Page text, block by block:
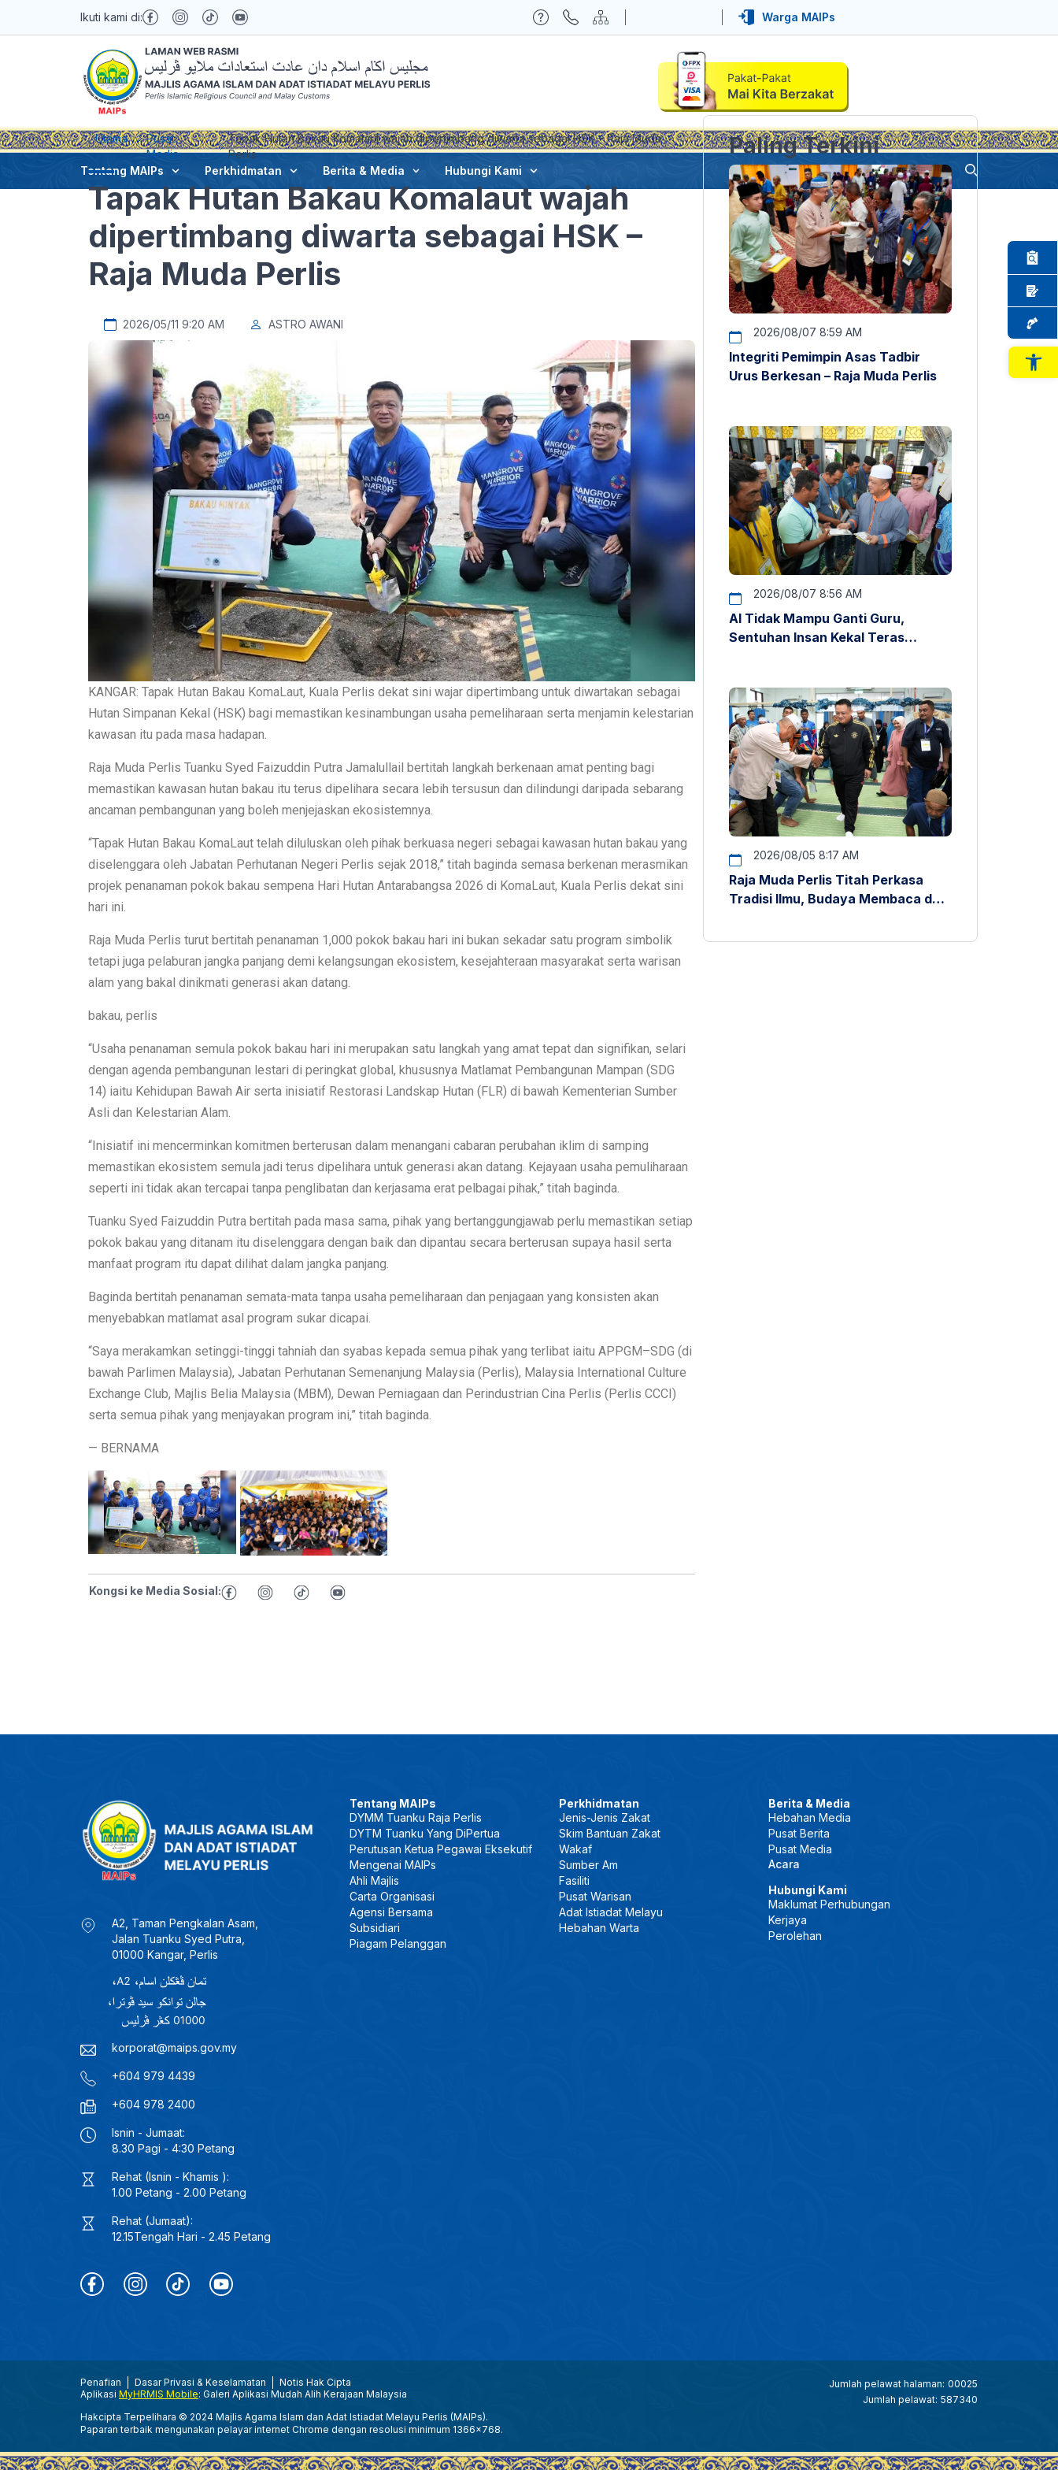
Ikuti kami di: Warga MAIPs
Tentang MAIPs Perkhidmatan Berita & Media Hubungi Kami
Utama
Pusat
Media
Tapak Hutan Bakau Komalaut wajah dipertimbang diwarta sebagai HSK – Raja Muda
Perlis
Tapak Hutan Bakau Komalaut wajah
dipertimbang diwarta sebagai HSK –
Raja Muda Perlis
2026/05/11 9:20 AM ASTRO AWANI
KANGAR: Tapak Hutan Bakau KomaLaut, Kuala Perlis dekat sini wajar dipertimbang untuk diwartakan sebagai
Hutan Simpanan Kekal (HSK) bagi memastikan kesinambungan usaha pemeliharaan serta menjamin kelestarian
kawasan itu pada masa hadapan.
Raja Muda Perlis Tuanku Syed Faizuddin Putra Jamalullail bertitah langkah berkenaan amat penting bagi
memastikan kawasan hutan bakau itu terus dipelihara secara lebih tersusun dan dilindungi daripada sebarang
ancaman pembangunan yang boleh menjejaskan ekosistemnya.
“Tapak Hutan Bakau KomaLaut telah diluluskan oleh pihak berkuasa negeri sebagai kawasan hutan bakau yang
diselenggara oleh Jabatan Perhutanan Negeri Perlis sejak 2018,” titah baginda semasa berkenan merasmikan
projek penanaman pokok bakau sempena Hari Hutan Antarabangsa 2026 di KomaLaut, Kuala Perlis dekat sini
hari ini.
Raja Muda Perlis turut bertitah penanaman 1,000 pokok bakau hari ini bukan sekadar satu program simbolik
tetapi juga pelaburan jangka panjang demi kelangsungan ekosistem, kesejahteraan masyarakat serta warisan
alam yang bakal dinikmati generasi akan datang.
bakau, perlis
“Usaha penanaman semula pokok bakau hari ini merupakan satu langkah yang amat tepat dan signifikan, selari
dengan agenda pembangunan lestari di peringkat global, khususnya Matlamat Pembangunan Mampan (SDG
14) iaitu Kehidupan Bawah Air serta inisiatif Restorasi Landskap Hutan (FLR) di bawah Kementerian Sumber
Asli dan Kelestarian Alam.
“Inisiatif ini mencerminkan komitmen berterusan dalam menangani cabaran perubahan iklim di samping
memastikan ekosistem semula jadi terus dipelihara untuk generasi akan datang. Kejayaan usaha pemuliharaan
seperti ini tidak akan tercapai tanpa penglibatan dan kerjasama erat pelbagai pihak,” titah baginda.
Tuanku Syed Faizuddin Putra bertitah pada masa sama, pihak yang bertanggungjawab perlu memastikan setiap
pokok bakau yang ditanam itu diselenggara dengan baik dan dipantau secara berterusan supaya hasil serta
manfaat program itu dapat dilihat dalam jangka panjang.
Baginda bertitah penanaman semata-mata tanpa usaha pemeliharaan dan penjagaan yang konsisten akan
menyebabkan matlamat asal program sukar dicapai.
“Saya merakamkan setinggi-tinggi tahniah dan syabas kepada semua pihak yang terlibat iaitu APPGM–SDG (di
bawah Parlimen Malaysia), Jabatan Perhutanan Semenanjung Malaysia (Perlis), Malaysia International Culture
Exchange Club, Majlis Belia Malaysia (MBM), Dewan Perniagaan dan Perindustrian Cina Perlis (Perlis CCCI)
serta semua pihak yang menjayakan program ini,” titah baginda.
— BERNAMA
Kongsi ke Media Sosial:
Paling Terkini
2026/08/07 8:59 AM
Integriti Pemimpin Asas Tadbir
Urus Berkesan – Raja Muda Perlis
2026/08/07 8:56 AM
AI Tidak Mampu Ganti Guru,
Sentuhan Insan Kekal Teras
2026/08/05 8:17 AM
Raja Muda Perlis Titah Perkasa
Tradisi Ilmu, Budaya Membaca dan
A2, Taman Pengkalan Asam,
Jalan Tuanku Syed Putra,
01000 Kangar, Perlis
korporat@maips.gov.my
+604 979 4439
+604 978 2400
Isnin - Jumaat:
8.30 Pagi - 4:30 Petang
Rehat (Isnin - Khamis ):
1.00 Petang - 2.00 Petang
Rehat (Jumaat):
12.15Tengah Hari - 2.45 Petang
Tentang MAIPs
DYMM Tuanku Raja Perlis
DYTM Tuanku Yang DiPertua
Perutusan Ketua Pegawai Eksekutif
Mengenai MAIPs
Ahli Majlis
Carta Organisasi
Agensi Bersama
Subsidiari
Piagam Pelanggan
Perkhidmatan
Jenis-Jenis Zakat
Skim Bantuan Zakat
Wakaf
Sumber Am
Fasiliti
Pusat Warisan
Adat Istiadat Melayu
Hebahan Warta
Berita & Media
Hebahan Media
Pusat Berita
Pusat Media
Acara
Hubungi Kami
Maklumat Perhubungan
Kerjaya
Perolehan
Penafian Dasar Privasi & Keselamatan
Notis Hak Cipta
Aplikasi MyHRMIS Mobile: Galeri Aplikasi Mudah Alih Kerajaan Malaysia
Hakcipta Terpelihara © 2024 Majlis Agama Islam dan Adat Istiadat Melayu Perlis (MAIPs).
Paparan terbaik mengunakan pelayar internet Chrome dengan resolusi minimum 1366x768.
Jumlah pelawat halaman: 00025
Jumlah pelawat: 587340